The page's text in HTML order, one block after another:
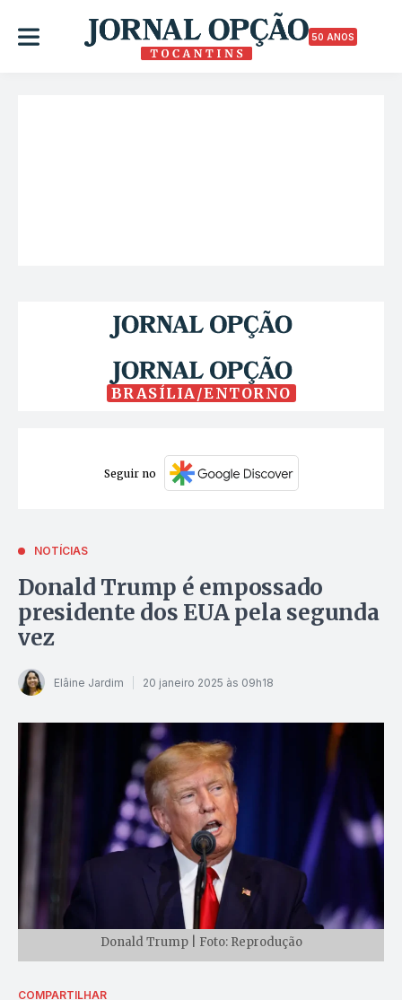
50 ANOS
BRASÍLIA/ENTORNO
Seguir no
NOTÍCIAS
Donald Trump é empossado
presidente dos EUA pela segunda
vez
Elâine Jardim 20 janeiro 2025 às 09h18
Donald Trump | Foto: Reprodução
COMPARTILHAR